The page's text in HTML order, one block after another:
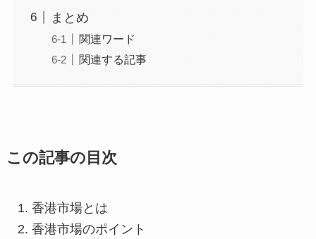
まとめ
関連ワード
関連する記事
この記事の目次
香港市場とは
香港市場のポイント